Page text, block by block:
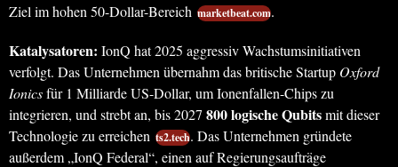
Ziel im hohen 50-Dollar-Bereich marketbeat.com.
Katalysatoren: IonQ hat 2025 aggressiv Wachstumsinitiativen
verfolgt. Das Unternehmen übernahm das britische Startup Oxford
Ionicsfür 1 Milliarde US-Dollar, um Ionenfallen-Chips zu
integrieren, und strebt an, bis 2027 800 logische Qubitsmit dieser
Technologie zu erreichen ts2.tech. Das Unternehmen gründete
außerdem „IonQ Federal“, einen auf Regierungsaufträge